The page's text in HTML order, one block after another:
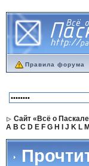
Правила форума
Сайт «Всё о
A B C D E F G H J K L M